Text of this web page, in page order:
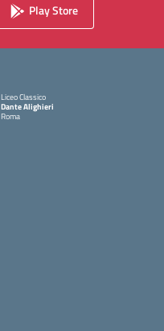
Play Store
Liceo Classico
Dante Alighieri
Roma